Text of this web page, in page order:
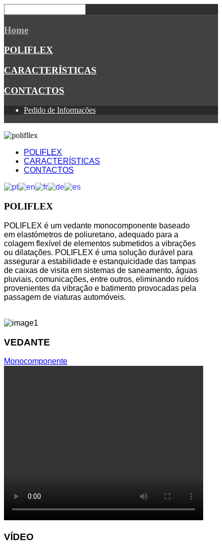
Home
POLIFLEX
CARACTERÍSTICAS
CONTACTOS
Pedido de Informações
POLIFLEX
CARACTERÍSTICAS
CONTACTOS
POLIFLEX
POLIFLEX é um vedante monocomponente baseado
em elastómetros de poliuretano, adequado para a
colagem flexível de elementos submetidos a vibrações
ou dilatações. POLIFLEX é uma solução durável para
assegurar a estabilidade e estanquicidade das tampas
de caixas de visita em sistemas de saneamento, águas
pluviais, comunicações, entre outros, eliminando ruídos
provenientes da vibração e batimento provocadas pela
passagem de viaturas automóveis.
VEDANTE
Monocomponente
VÍDEO